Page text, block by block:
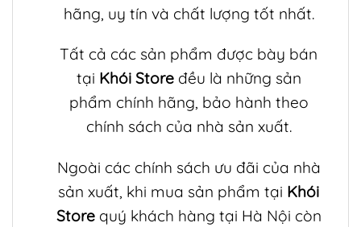
hãng, uy tín và chất lượng tốt nhất.
Tất cả các sản phẩm được bày bán
tại Khói Stoređều là những sản
phẩm chính hãng, bảo hành theo
chính sách của nhà sản xuất.
Ngoài các chính sách ưu đãi của nhà
sản xuất, khi mua sản phẩm tại Khói
Storequý khách hàng tại Hà Nội còn